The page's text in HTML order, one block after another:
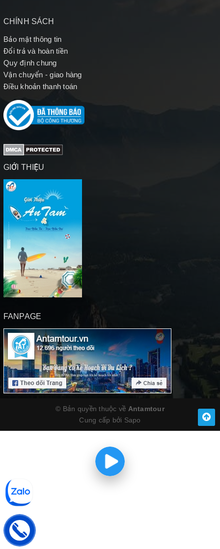
CHÍNH SÁCH
Bảo mật thông tin
Đổi trả và hoàn tiền
Quy định chung
Vận chuyển - giao hàng
Điều khoản thanh toán
GIỚI THIỆU
FANPAGE
© Bản quyền thuộc về Antamtour
Cung cấp bởi Sapo